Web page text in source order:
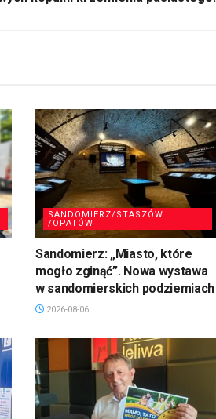
SANDOMIERZ/STASZÓW
/OPATÓW
Sandomierz: „Miasto, które
mogło zginąć”. Nowa wystawa
w sandomierskich podziemiach
2026-08-06